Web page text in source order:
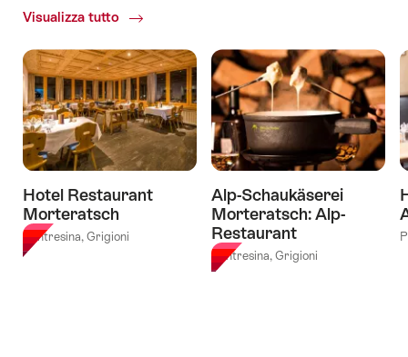
Bernina
(pista
di
biathlon)"
la
Gruppa
Cordial"
Visualizza tutto
of
Hotel Restaurant
Morteratsch
Pontresina, Grigioni
Alp-Schaukäserei
Morteratsch: Alp-
Restaurant
Pontresina, Grigioni